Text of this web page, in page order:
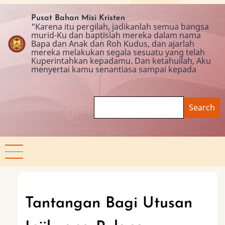
Skip
content
Pusat Bahan Misi Kristen
"Karena itu pergilah, jadikanlah semua bangsa
murid-Ku dan baptislah mereka dalam nama
Bapa dan Anak dan Roh Kudus, dan ajarlah
mereka melakukan segala sesuatu yang telah
Kuperintahkan kepadamu. Dan ketahuilah, Aku
menyertai kamu senantiasa sampai kepada
Tantangan Bagi Utusan